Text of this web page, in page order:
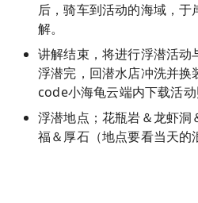
后，骑车到活动的海域，
解。
讲解结束，将进行浮潜活动
浮潜完，回潜水店冲洗并换
code小海龟云端内下载活
浮潜地点；花瓶岩＆龙虾洞
福＆厚石（地点要看当天的